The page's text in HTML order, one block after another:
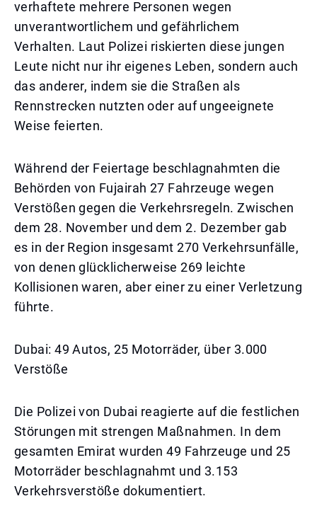
verhaftete mehrere Personen wegen
unverantwortlichem und gefährlichem
Verhalten. Laut Polizei riskierten diese jungen
Leute nicht nur ihr eigenes Leben, sondern auch
das anderer, indem sie die Straßen als
Rennstrecken nutzten oder auf ungeeignete
Weise feierten.
Während der Feiertage beschlagnahmten die
Behörden von Fujairah 27 Fahrzeuge wegen
Verstößen gegen die Verkehrsregeln. Zwischen
dem 28. November und dem 2. Dezember gab
es in der Region insgesamt 270 Verkehrsunfälle,
von denen glücklicherweise 269 leichte
Kollisionen waren, aber einer zu einer Verletzung
führte.
Dubai: 49 Autos, 25 Motorräder, über 3.000
Verstöße
Die Polizei von Dubai reagierte auf die festlichen
Störungen mit strengen Maßnahmen. In dem
gesamten Emirat wurden 49 Fahrzeuge und 25
Motorräder beschlagnahmt und 3.153
Verkehrsverstöße dokumentiert.